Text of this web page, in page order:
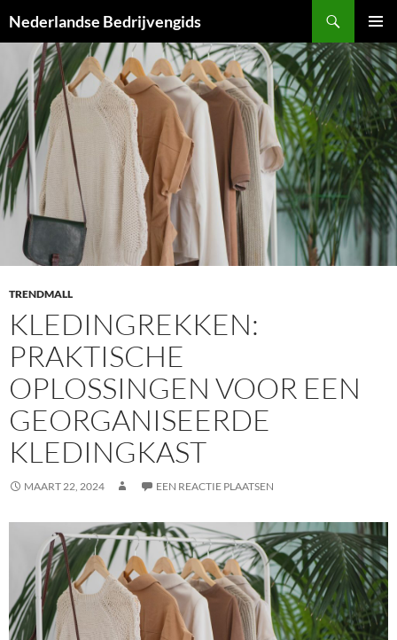
naar
inhoud
Nederlandse Bedrijvengids
MENU
TRENDMALL
KLEDINGREKKEN:
PRAKTISCHE
OPLOSSINGEN VOOR EEN
GEORGANISEERDE
KLEDINGKAST
MAART 22, 2024 EEN REACTIE PLAATSEN